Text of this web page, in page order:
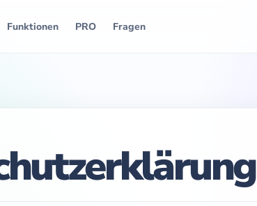
Funktionen PRO Fragen